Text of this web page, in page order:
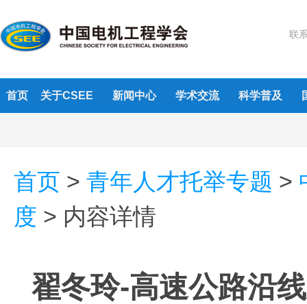
联
首页 关于CSEE 新闻中心 学术交流 科学普及
首页 > 青年人才托举专题 >
度 > 内容详情
翟冬玲-高速公路沿